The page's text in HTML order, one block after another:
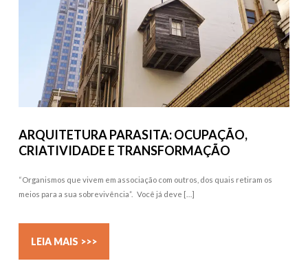
ARQUITETURA PARASITA: OCUPAÇÃO,
CRIATIVIDADE E TRANSFORMAÇÃO
“Organismos que vivem em associação com outros, dos quais retiram os
meios para a sua sobrevivência”. Você já deve […]
LEIA MAIS >>>